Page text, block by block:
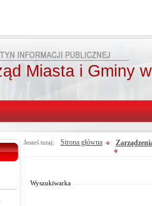
Miasta i Gminy
Jesteś tutaj: Strona główna
Wyszukiwarka